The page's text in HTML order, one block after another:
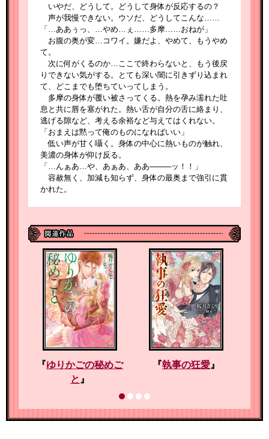
いやだ、どうして。どうして身体が反応するの？
声が我慢できない。ウソだ、どうしてこんな……
「…ああぅっ、…やめ…ぇ……多摩……おねが」
お腹の奥が変…コワイ。嫌だよ、やめて、もうやめ
て。
次に何がくるのか…ここで終わらないと、もう後戻
りできない気がする。とても深い闇に引きずり込まれ
て、どこまでも堕ちていってしまう。
多摩の身体が覆い被さってくる。熱を孕み濡れた吐
息と共に唇を塞がれた。熱い舌が自分の舌に絡まり、
逃げる隙など、考える余裕など与えてはくれない。
「おまえは黙って俺のものになればいい」
低い声が甘く囁く。身体の中心に熱いものが触れ、
美濃の身体が仰け反る。
「…んぁあ…や、あぁあ、ああ────ッ！！」
容赦無く、加減も知らず、身体の最奥まで強引に貫
かれた。
『ゆりかごの秘めご
と 』
『執事の狂愛 』